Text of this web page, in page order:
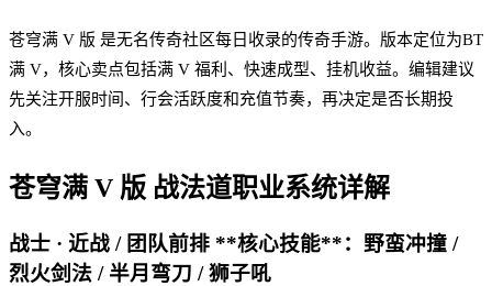
苍穹满 V 版 是无名传奇社区每日收录的传奇手游。版本定位为BT
满 V，核心卖点包括满 V 福利、快速成型、挂机收益。编辑建议
先关注开服时间、行会活跃度和充值节奏，再决定是否长期投
入。
苍穹满 V 版 战法道职业系统详解
战士 · 近战 / 团队前排 **核心技能**：野蛮冲撞 /
烈火剑法 / 半月弯刀 / 狮子吼